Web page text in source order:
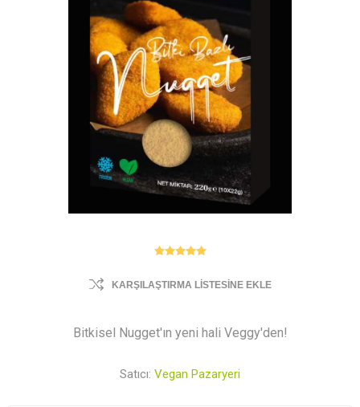
KARŞILAŞTIRMA LISTESINE EKLE
Bitkisel Nugget'ın yeni hali Veggy'den!
Satıcı: Vegan Pazaryeri